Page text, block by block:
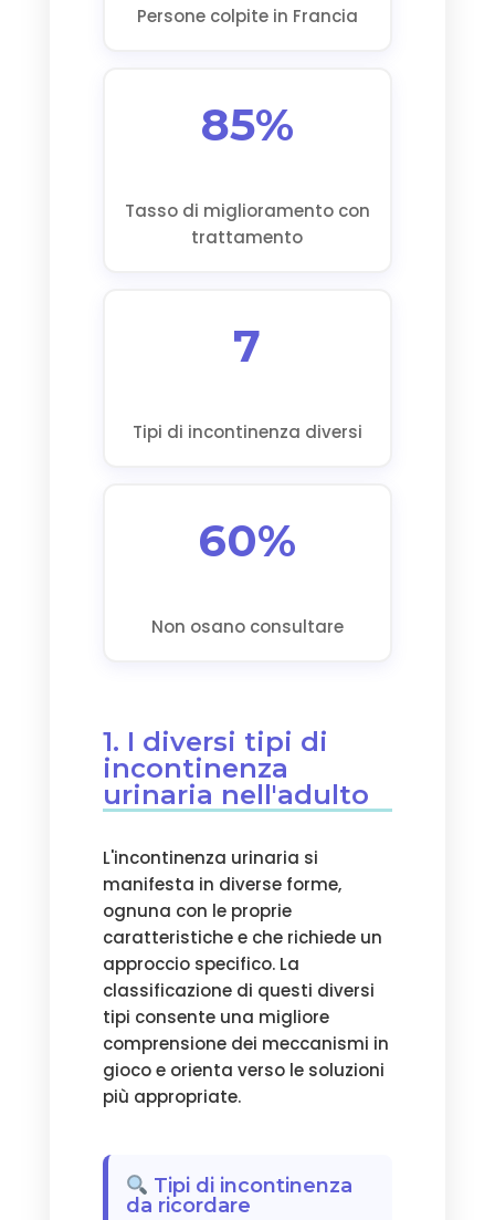
Persone colpite in Francia
85%
Tasso di miglioramento con
trattamento
7
Tipi di incontinenza diversi
60%
Non osano consultare
1. I diversi tipi di
incontinenza
urinaria nell'adulto
L'incontinenza urinaria si
manifesta in diverse forme,
ognuna con le proprie
caratteristiche e che richiede un
approccio specifico. La
classificazione di questi diversi
tipi consente una migliore
comprensione dei meccanismi in
gioco e orienta verso le soluzioni
più appropriate.
Tipi di incontinenza
da ricordare